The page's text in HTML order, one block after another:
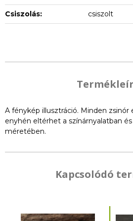
Csiszolás: csiszolt
A fénykép illusztráció. Minden zsinór
enyhén eltérhet a színárnyalatban
méretében.
Kapcsolódó